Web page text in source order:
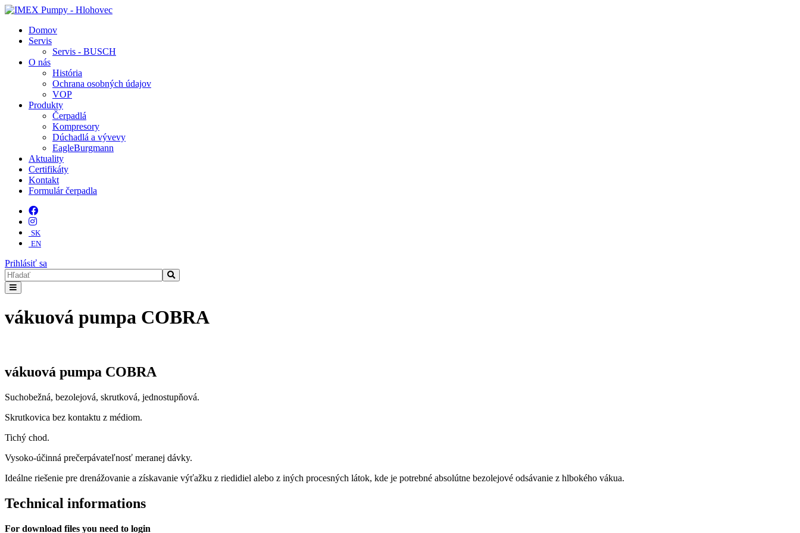
Domov
Servis
Servis - BUSCH
O nás
História
Ochrana osobných údajov
VOP
Produkty
Čerpadlá
Kompresory
Dúchadlá a vývevy
EagleBurgmann
Aktuality
Certifikáty
Kontakt
Formulár čerpadla
SK
EN
Prihlásiť sa
vákuová pumpa COBRA
vákuová pumpa COBRA
Suchobežná, bezolejová, skrutková, jednostupňová.
Skrutkovica bez kontaktu z médiom.
Tichý chod.
Vysoko-účinná prečerpávateľnosť meranej dávky.
Ideálne riešenie pre drenážovanie a získavanie výťažku z riedidiel alebo z iných procesných látok, kde je potrebné absolútne bezolejové odsávanie z hlbokého vákua.
Technical informations
For download files you need to login